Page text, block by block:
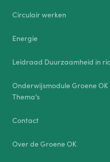
Circulair werken
Energie
Leidraad Duurzaamheid in
Onderwijsmodule Groene OK
Thema’s
Contact
Over de Groene OK